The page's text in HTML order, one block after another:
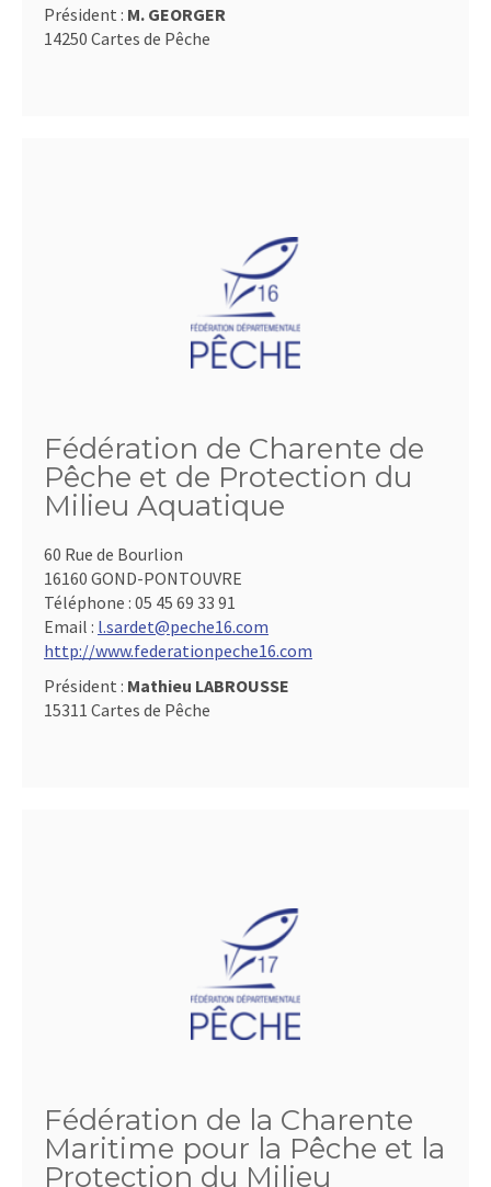
Président : M. GEORGER
14250 Cartes de Pêche
Fédération de Charente de
Pêche et de Protection du
Milieu Aquatique
60 Rue de Bourlion
16160 GOND-PONTOUVRE
Téléphone : 05 45 69 33 91
Email : l.sardet@peche16.com
http://www.federationpeche16.com
Président : Mathieu LABROUSSE
15311 Cartes de Pêche
Fédération de la Charente
Maritime pour la Pêche et la
Protection du Milieu